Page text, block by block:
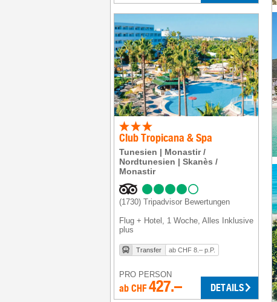
Club Tropicana & Spa
Tunesien
Monastir /
Nordtunesien
Skanès /
Monastir
(1730) Tripadvisor Bewertungen
Flug + Hotel 1 Woche , Alles Inklusive
plus
Transfer ab CHF 8.– p.P.
PRO PERSON
ab CHF 427.– DETAILS